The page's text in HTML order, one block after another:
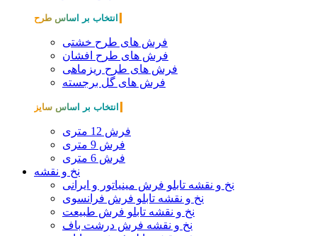
انتخاب بر اساس طرح
فرش های طرح خشتی
فرش های طرح افشان
فرش های طرح ریزماهی
فرش های گل برجسته
انتخاب بر اساس سایز
فرش 12 متری
فرش 9 متری
فرش 6 متری
نخ و نقشه
نخ و نقشه تابلو فرش مینیاتور و ایرانی
نخ و نقشه تابلو فرش فرانسوی
نخ و نقشه تابلو فرش طبیعت
نخ و نقشه فرش درشت باف